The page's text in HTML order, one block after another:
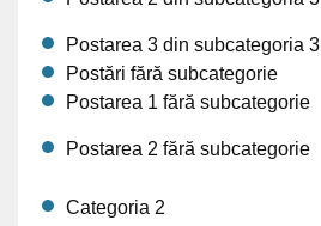
Postarea 3 din subcategoria 3
Postări fără subcategorie
Postarea 1 fără subcategorie
Postarea 2 fără subcategorie
Categoria 2